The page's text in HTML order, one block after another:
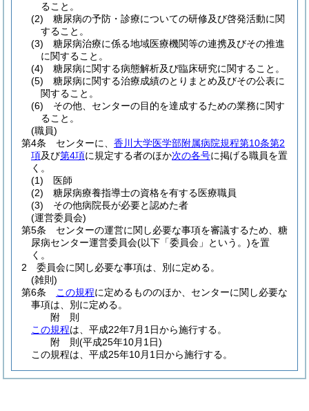
ること。
(2)
糖尿病の予防・診療についての研修及び啓発活動に関
すること。
(3)
糖尿病治療に係る地域医療機関等の連携及びその推進
に関すること。
(4)
糖尿病に関する病態解析及び臨床研究に関すること。
(5)
糖尿病に関する治療成績のとりまとめ及びその公表に
関すること。
(6)
その他、センターの目的を達成するための業務に関す
ること。
(職員)
第4条
センターに、 香川大学医学部附属病院規程第10条第2
項及び第4項に規定する者のほか次の各号に掲げる職員を置
く。
(1)
医師
(2)
糖尿病療養指導士の資格を有する医療職員
(3)
その他病院長が必要と認めた者
(運営委員会)
第5条
センターの運営に関し必要な事項を審議するため、糖
尿病センター運営委員会(以下「委員会」という。)を置
く。
2
委員会に関し必要な事項は、別に定める。
(雑則)
第6条
この規程に定めるもののほか、センターに関し必要な
事項は、別に定める。
附 則
この規程は、平成22年7月1日から施行する。
附 則(平成25年10月1日)
この規程は、平成25年10月1日から施行する。